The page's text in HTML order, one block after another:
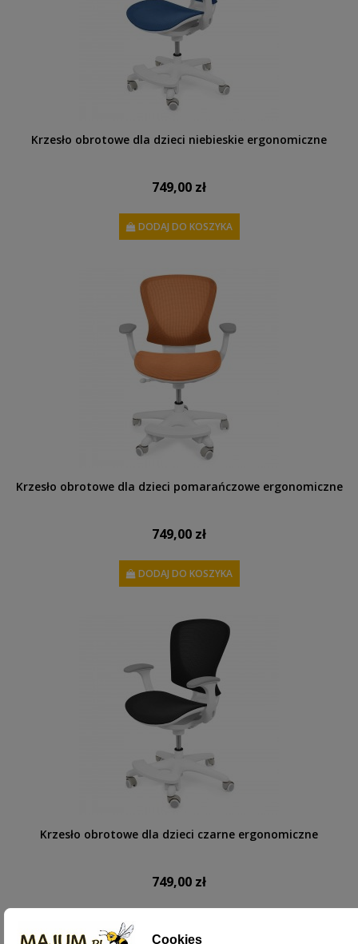
Krzesło obrotowe dla dzieci niebieskie ergonomiczne
749,00 zł
DODAJ DO KOSZYKA
Krzesło obrotowe dla dzieci pomarańczowe ergonomiczne
749,00 zł
DODAJ DO KOSZYKA
Krzesło obrotowe dla dzieci czarne ergonomiczne
749,00 zł
Cookies